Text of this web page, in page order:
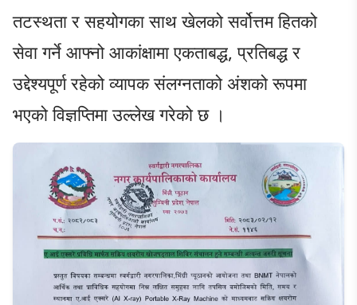
तटस्थता र सहयोगका साथ खेलको सर्वोत्तम हितको
सेवा गर्ने आफ्नो आकांक्षामा एकताबद्ध, प्रतिबद्ध र
उद्देश्यपूर्ण रहेको व्यापक संलग्नताको अंशको रूपमा
भएको विज्ञप्तिमा उल्लेख गरेको छ ।